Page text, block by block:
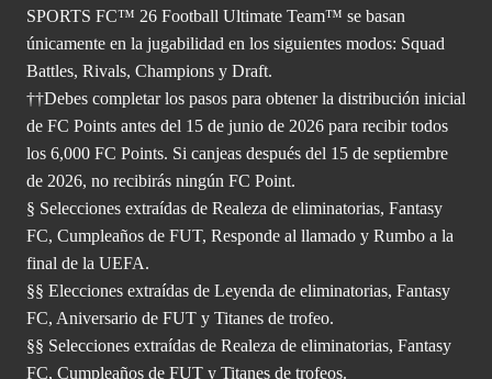
SPORTS FC™ 26 Football Ultimate Team™ se basan
únicamente en la jugabilidad en los siguientes modos: Squad
Battles, Rivals, Champions y Draft.
††Debes completar los pasos para obtener la distribución inicial
de FC Points antes del 15 de junio de 2026 para recibir todos
los 6,000 FC Points. Si canjeas después del 15 de septiembre
de 2026, no recibirás ningún FC Point.
§ Selecciones extraídas de Realeza de eliminatorias, Fantasy
FC, Cumpleaños de FUT, Responde al llamado y Rumbo a la
final de la UEFA.
§§ Elecciones extraídas de Leyenda de eliminatorias, Fantasy
FC, Aniversario de FUT y Titanes de trofeo.
§§ Selecciones extraídas de Realeza de eliminatorias, Fantasy
FC, Cumpleaños de FUT y Titanes de trofeos.